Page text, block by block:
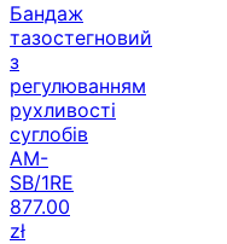
Бандаж
тазостегновий
з
регулюванням
рухливості
суглобів
AM-
SB/1RE
877.00
zł